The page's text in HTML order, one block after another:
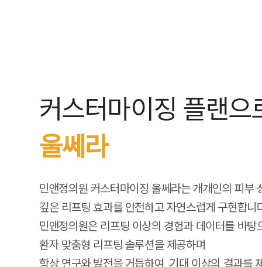
커스터마이징 플랜으
울쎄라
민앤정의원 커스터마이징 울쎄라는 개개인의 피부
깊은 리프팅 효과를 안전하고 자연스럽게 구현합니
민앤정의원은 리프팅 이상의 경험과 데이터를 바탕
환자 맞춤형 리프팅 솔루션을 제공하며
항상 연구와 발전을 거듭하여, 기대 이상의 결과를